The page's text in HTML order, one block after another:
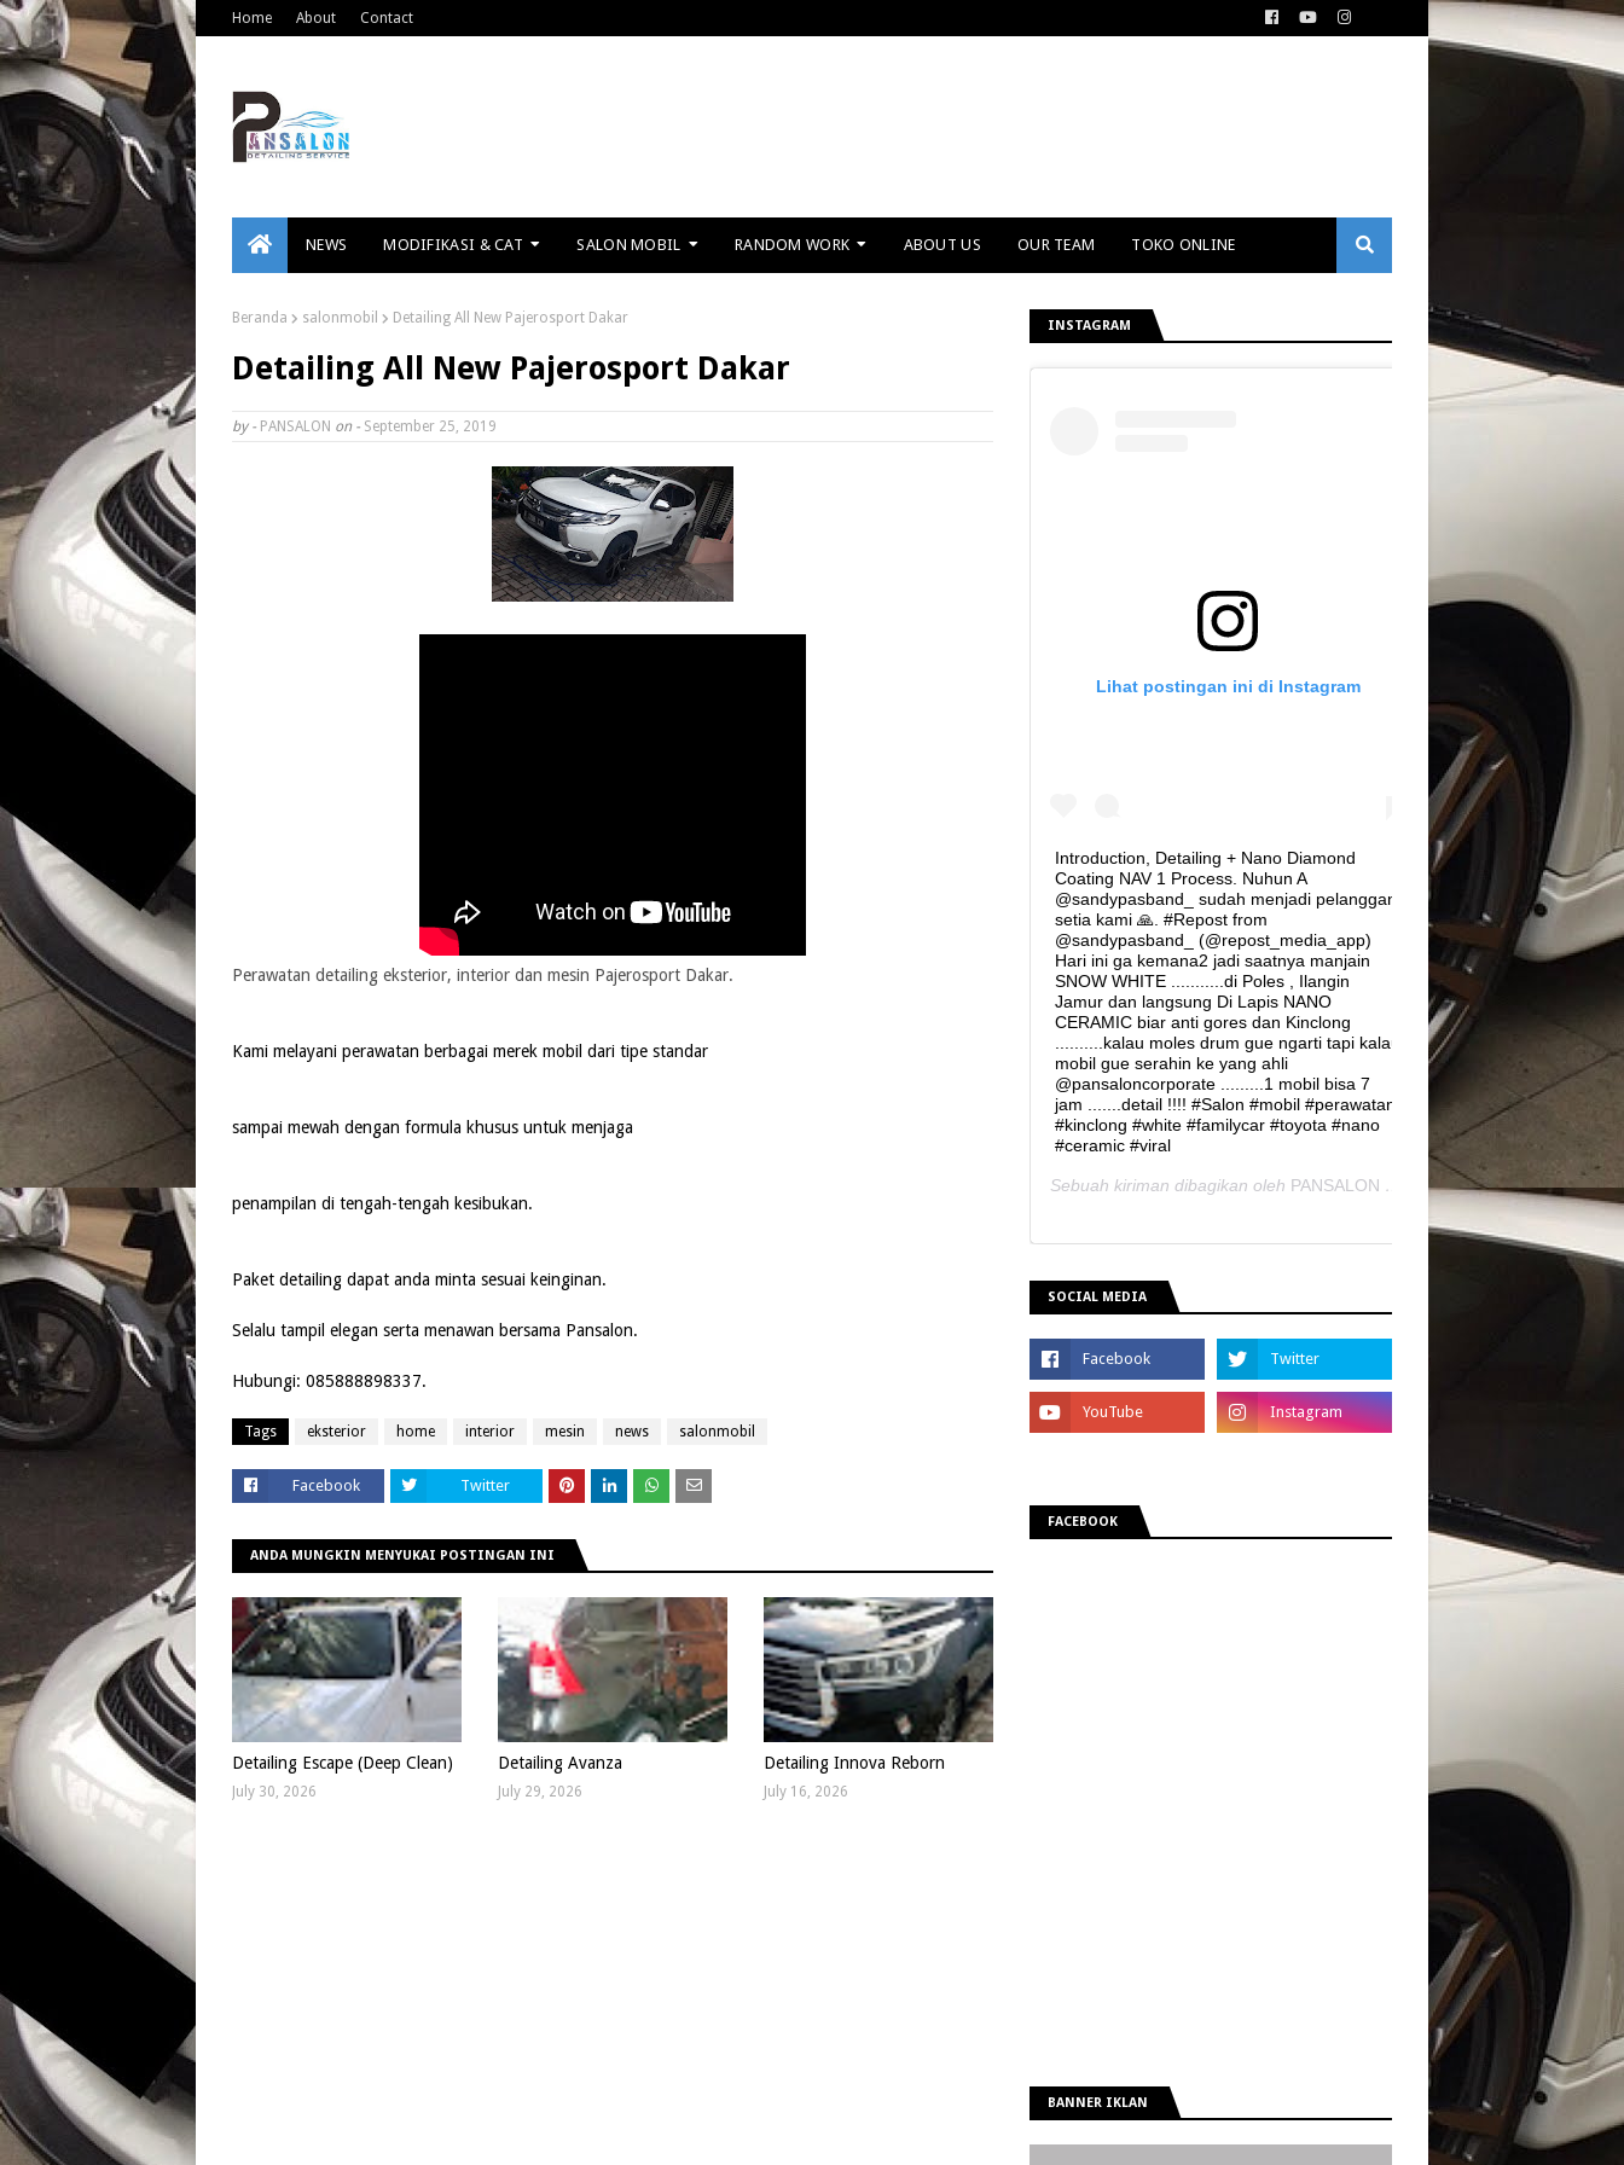
Home About Contact
NEWS MODIFIKASI & CAT SALON MOBIL RANDOM WORK ABOUT US OUR TEAM TOKO ONLINE
Beranda salonmobil Detailing All New Pajerosport Dakar
Detailing All New Pajerosport Dakar
by - PANSALON on - September 25, 2019
Perawatan detailing eksterior, interior dan mesin Pajerosport Dakar.
Kami melayani perawatan berbagai merek mobil dari tipe standar
sampai mewah dengan formula khusus untuk menjaga
penampilan di tengah-tengah kesibukan.
Paket detailing dapat anda minta sesuai keinginan.
Selalu tampil elegan serta menawan bersama Pansalon.
Hubungi: 085888898337.
Tags eksterior home interior mesin news salonmobil
Facebook Twitter
ANDA MUNGKIN MENYUKAI POSTINGAN INI
Detailing Escape (Deep Clean)
July 30, 2026
Detailing Avanza
July 29, 2026
Detailing Innova Reborn
July 16, 2026
INSTAGRAM
Lihat postingan ini di Instagram
Introduction, Detailing + Nano Diamond
Coating NAV 1 Process. Nuhun A
@sandypasband_ sudah menjadi pelanggan
setia kami 🙏. #Repost from
@sandypasband_ (@repost_media_app)
Hari ini ga kemana2 jadi saatnya manjain
SNOW WHITE ...........di Poles , Ilangin
Jamur dan langsung Di Lapis NANO
CERAMIC biar anti gores dan Kinclong
..........kalau moles drum gue ngarti tapi kalau
mobil gue serahin ke yang ahli
@pansaloncorporate .........1 mobil bisa 7
jam .......detail !!!! #Salon #mobil #perawatan
#kinclong #white #familycar #toyota #nano
#ceramic #viral
Sebuah kiriman dibagikan oleh PANSALON
SOCIAL MEDIA
FACEBOOK
BANNER IKLAN